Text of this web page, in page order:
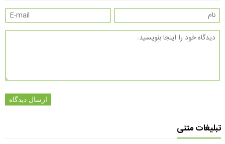
ارسال دیدگاه
تبلیغات متنی